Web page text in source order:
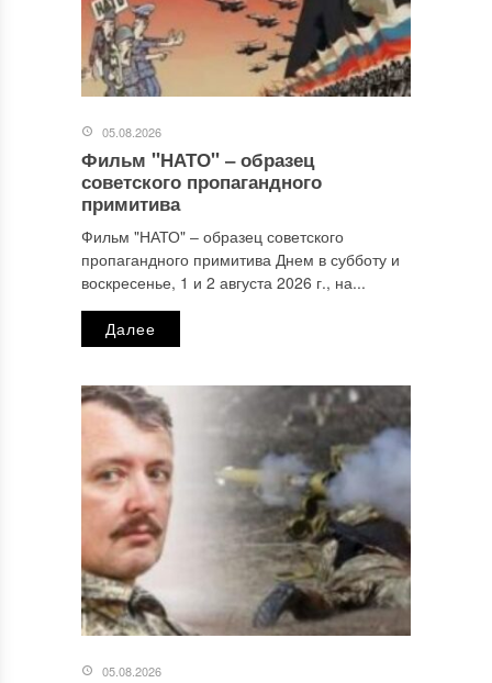
Этот сайт использует Akismet для борьбы со спамом.
Узнайте, как обрабатываются ваши данные комментариев
персональных данных.
05.08.2026
Фильм "НАТО" ‒ образец
советского пропагандного
примитива
Фильм "НАТО" ‒ образец советского
пропагандного примитива Днем в субботу и
воскресенье, 1 и 2 августа 2026 г., на...
Далее
05.08.2026